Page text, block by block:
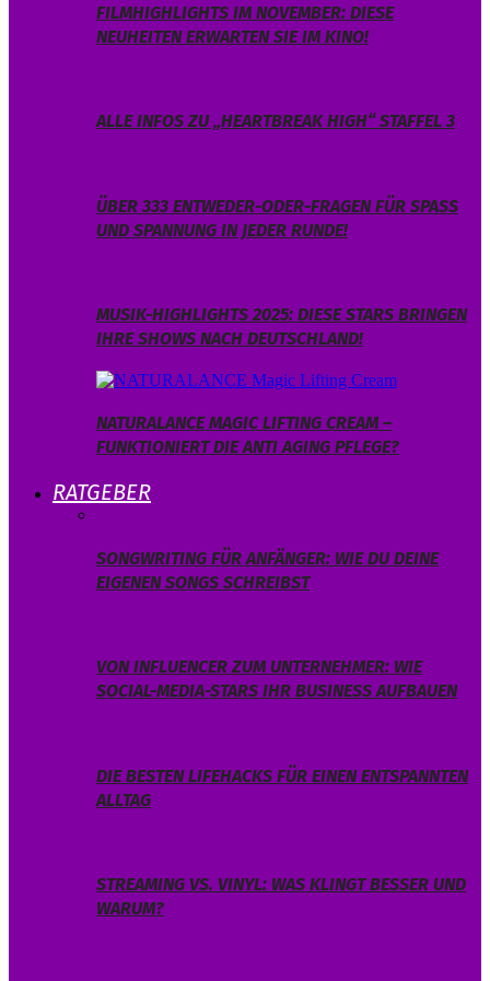
FILMHIGHLIGHTS IM NOVEMBER: DIESE
NEUHEITEN ERWARTEN SIE IM KINO!
ALLE INFOS ZU „HEARTBREAK HIGH“ STAFFEL 3
ÜBER 333 ENTWEDER-ODER-FRAGEN FÜR SPASS U
ND SPANNUNG IN JEDER RUNDE!
MUSIK-HIGHLIGHTS 2025: DIESE STARS BRINGEN
IHRE SHOWS NACH DEUTSCHLAND!
NATURALANCE MAGIC LIFTING CREAM –
FUNKTIONIERT DIE ANTI AGING PFLEGE?
RATGEBER
SONGWRITING FÜR ANFÄNGER: WIE DU DEINE
EIGENEN SONGS SCHREIBST
VON INFLUENCER ZUM UNTERNEHMER: WIE
SOCIAL-MEDIA-STARS IHR BUSINESS AUFBAUEN
DIE BESTEN LIFEHACKS FÜR EINEN ENTSPANNTEN
ALLTAG
STREAMING VS. VINYL: WAS KLINGT BESSER UND
WARUM?